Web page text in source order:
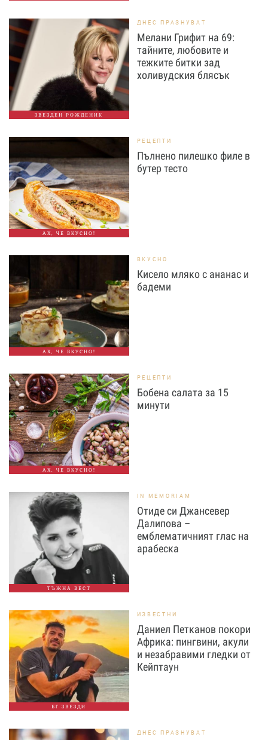
ЗВЕЗДЕН РОЖДЕНИК
ДНЕС ПРАЗНУВАТ
Мелани Грифит на 69:
тайните, любовите и
тежките битки зад
холивудския блясък
АХ, ЧЕ ВКУСНО!
РЕЦЕПТИ
Пълнено пилешко филе в
бутер тесто
АХ, ЧЕ ВКУСНО!
ВКУСНО
Кисело мляко с ананас и
бадеми
АХ, ЧЕ ВКУСНО!
РЕЦЕПТИ
Бобена салата за 15
минути
ТЪЖНА ВЕСТ
IN MEMORIAM
Отиде си Джансевер
Далипова –
емблематичният глас на
арабеска
БГ ЗВЕЗДИ
ИЗВЕСТНИ
Даниел Петканов покори
Африка: пингвини, акули
и незабравими гледки от
Кейптаун
ДНЕС ПРАЗНУВАТ